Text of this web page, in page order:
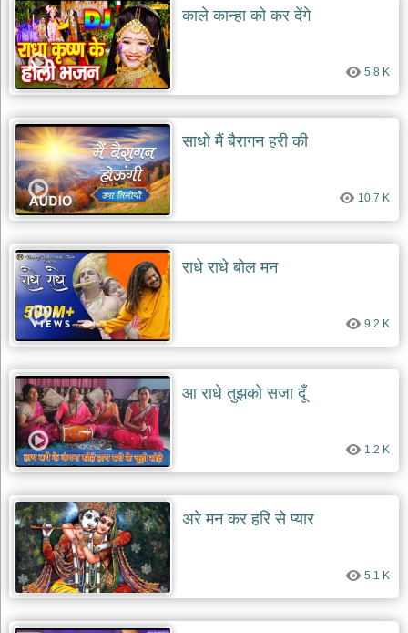
काले कान्हा को कर देंगे
5.8 K
साधो मैं बैरागन हरी की
10.7 K
राधे राधे बोल मन
9.2 K
आ राधे तुझको सजा दूँ
1.2 K
अरे मन कर हरि से प्यार
5.1 K